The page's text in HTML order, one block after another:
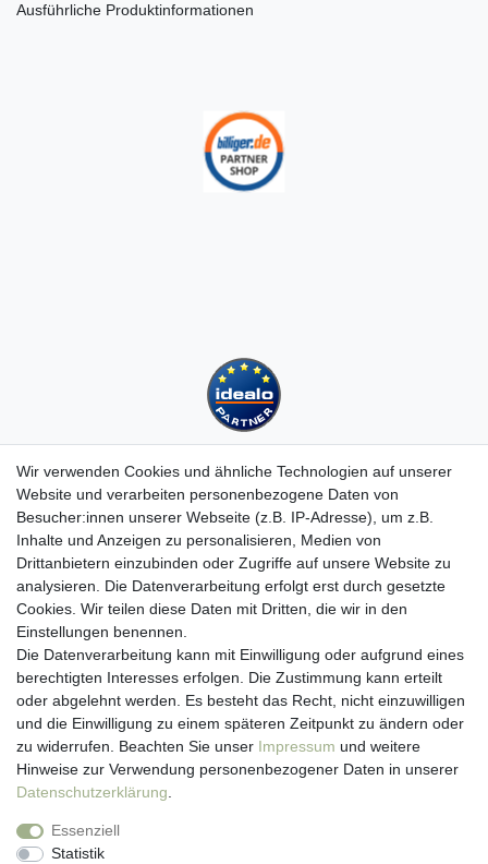
Ausführliche Produktinformationen
Kundenservice
Hotline: 07452 - 847 162 0
Kontakt
Anmelden
Registrieren
Newsletter
Versand & Lieferung
Zahlungsarten
viasalutis
Mehr zu viasalutis
Beratungscenter Haut
News
Beliebte Produkte (Top 20)
Wir verwenden Cookies und ähnliche Technologien auf unserer
Website und verarbeiten personenbezogene Daten von
Besucher:innen unserer Webseite (z.B. IP-Adresse), um z.B.
Inhalte und Anzeigen zu personalisieren, Medien von
Drittanbietern einzubinden oder Zugriffe auf unsere Website zu
analysieren. Die Datenverarbeitung erfolgt erst durch gesetzte
Cookies. Wir teilen diese Daten mit Dritten, die wir in den
Einstellungen benennen.
Die Datenverarbeitung kann mit Einwilligung oder aufgrund eines
berechtigten Interesses erfolgen. Die Zustimmung kann erteilt
oder abgelehnt werden. Es besteht das Recht, nicht einzuwilligen
und die Einwilligung zu einem späteren Zeitpunkt zu ändern oder
zu widerrufen. Beachten Sie unser Impressum und weitere
Hinweise zur Verwendung personenbezogener Daten in unserer
Daten­schutz­erklärung
Essenziell
Statistik